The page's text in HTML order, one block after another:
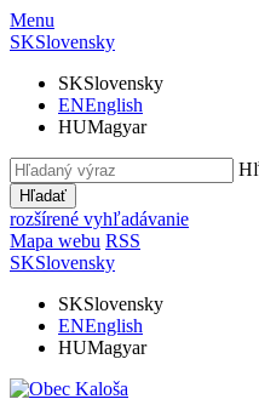
Menu
SKSlovensky
SKSlovensky
ENEnglish
HUMagyar
Hľadať
rozšírené vyhľadávanie
Mapa webu RSS
SKSlovensky
SKSlovensky
ENEnglish
HUMagyar